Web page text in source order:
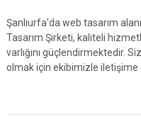
Şanlıurfa'da web tasarım
Tasarım Şirketi, kaliteli
varlığını güçlendirmektedir.
olmak için ekibimizle iletişime